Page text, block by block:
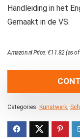
Handleiding in het
Gemaakt in de VS.
Amazon.nl Price:€11.82 (as
Categories: Kunstwerk,